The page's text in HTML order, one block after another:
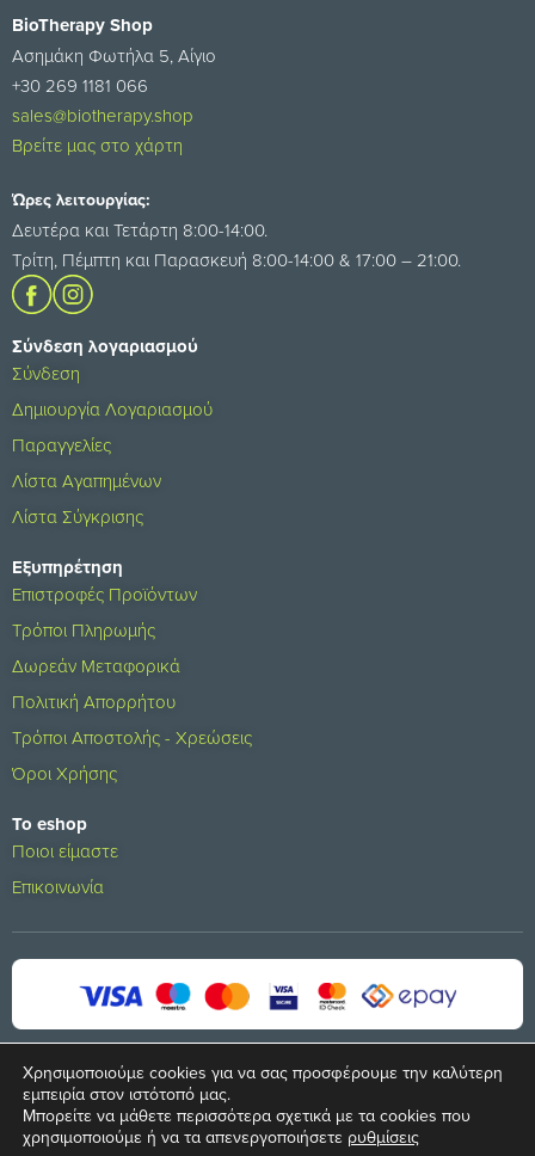
BioTherapy Shop
Ασημάκη Φωτήλα 5, Αίγιο
+30 269 1181 066
sales@biotherapy.shop
Βρείτε μας στο χάρτη
Ώρες λειτουργίας:
Δευτέρα και Τετάρτη 8:00-14:00.
Τρίτη, Πέμπτη και Παρασκευή 8:00-14:00 & 17:00 – 21:00.
Σύνδεση λογαριασμού
Σύνδεση
Δημιουργία Λογαριασμού
Παραγγελίες
Λίστα Αγαπημένων
Λίστα Σύγκρισης
Εξυπηρέτηση
Επιστροφές Προϊόντων
Τρόποι Πληρωμής
Δωρεάν Μεταφορικά
Πολιτική Απορρήτου
Τρόποι Αποστολής - Χρεώσεις
Όροι Χρήσης
Το eshop
Ποιοι είμαστε
Επικοινωνία
© 2024 All rights reserved
Developed byS.A. SOLUTIONS
Χρησιμοποιούμε cookies για να σας προσφέρουμε την καλύτερη
εμπειρία στον ιστότοπό μας.
Μπορείτε να μάθετε περισσότερα σχετικά με τα cookies που
χρησιμοποιούμε ή να τα απενεργοποιήσετε ρυθμίσεις